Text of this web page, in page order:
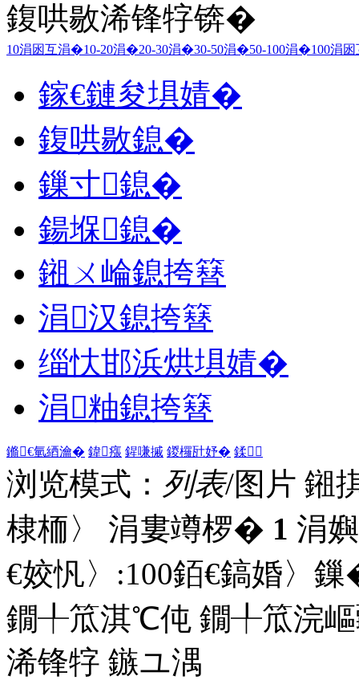
鍑哄敭浠锋牸锛�
10涓囦互涓�10-20涓�20-30涓�30-50涓�50-100涓�100涓
鎵€鏈夋埧婧�
鍑哄敭鎴�
鏁寸鎴�
鍚堢鎴�
鎺ㄨ崘鎴挎簮
涓汉鎴挎簮
缁忕邯浜烘埧婧�
涓粙鎴挎簮
鏅€氫綇瀹� 鍏瘬 鍟嗛摵 鍐欏瓧妤� 鍒
浏览模式： 列表/图片 鎺
棣栭〉 涓婁竴椤� 1 涓
€姣忛〉:100銆€鎬婚〉
鐗╀笟淇℃伅 鐗╀笟浣
浠锋牸 鏃ユ湡